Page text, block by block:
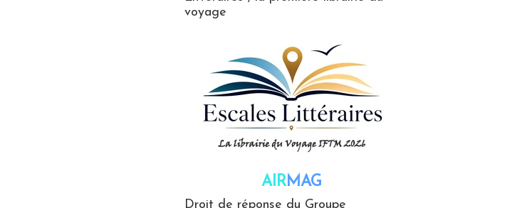
voyage
AIRMAG
Droit de réponse du Groupe